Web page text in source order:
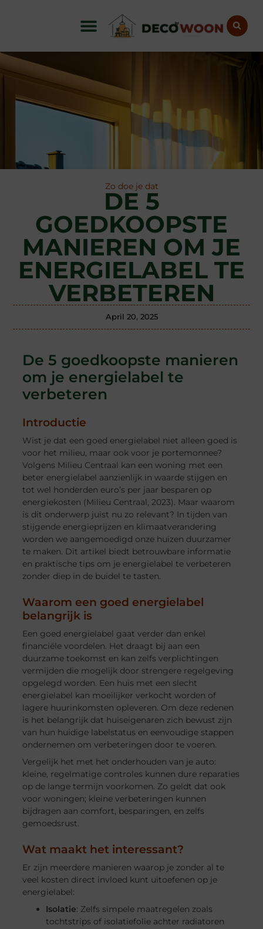
Zo doe je dat
DE 5
GOEDKOOPSTE
MANIEREN OM JE
ENERGIELABEL TE
VERBETEREN
April 20, 2025
De 5 goedkoopste manieren
om je energielabel te
verbeteren
Introductie
Wist je dat een goed energielabel niet alleen goed is
voor het milieu, maar ook voor je portemonnee?
Volgens Milieu Centraal kan een woning met een
beter energielabel aanzienlijk in waarde stijgen en
tot wel honderden euro’s per jaar besparen op
energiekosten (Milieu Centraal, 2023). Maar waarom
is dit onderwerp juist nu zo relevant? In tijden van
stijgende energieprijzen en klimaatverandering
worden we aangemoedigd onze huizen duurzamer
te maken. Dit artikel biedt betrouwbare informatie
en praktische tips om je energielabel te verbeteren
zonder diep in de buidel te tasten.
Waarom een goed energielabel
belangrijk is
Een goed energielabel gaat verder dan enkel
financiële voordelen. Het draagt bij aan een
duurzame toekomst en kan zelfs verplichtingen
vermijden die mogelijk door strengere regelgeving
opgelegd worden. Een huis met een slecht
energielabel kan moeilijker verkocht worden of
lagere huurinkomsten opleveren. Om deze redenen
is het belangrijk dat huiseigenaren zich bewust zijn
van hun huidige labelstatus en eenvoudige stappen
ondernemen om verbeteringen door te voeren.
Vergelijk het met het onderhouden van je auto:
kleine, regelmatige controles kunnen dure reparaties
op de lange termijn voorkomen. Zo geldt dat ook
voor woningen; kleine verbeteringen kunnen
bijdragen aan comfort, besparingen, en zelfs
gemoedsrust.
Wat maakt het interessant?
Er zijn meerdere manieren waarop je zonder al te
veel kosten direct invloed kunt uitoefenen op je
energielabel:
Isolatie: Zelfs simpele maatregelen zoals
tochtstrips of isolatiefolie achter radiatoren